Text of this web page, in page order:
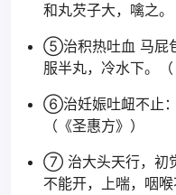
和丸芡子大，噙之。
⑤治积热吐血 马屁
服半丸，冷水下。（
⑥治妊娠吐衄不止：
（《圣惠方》）
⑦ 治大头天行，初
不能开，上喘，咽